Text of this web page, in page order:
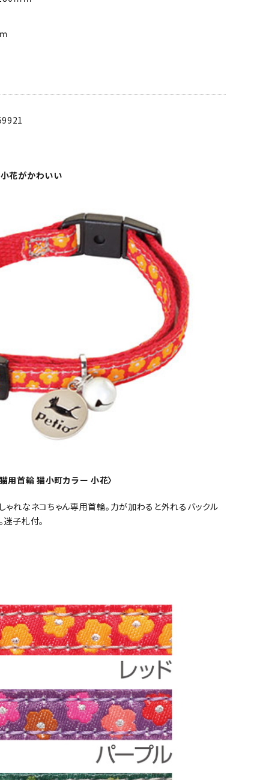
花がかわいい
用首輪 猫小町カラー 小花〉
ゃれなネコちゃん専用首輪。力が加わると外れるバックル
迷子札付。